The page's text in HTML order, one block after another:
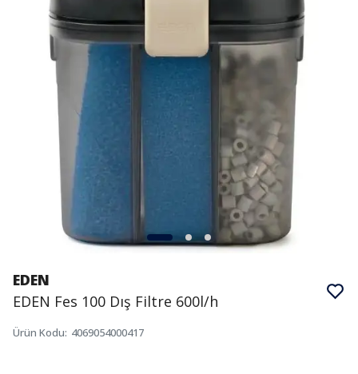
EDEN
EDEN Fes 100 Dış Filtre 600l/h
Ürün Kodu: 4069054000417